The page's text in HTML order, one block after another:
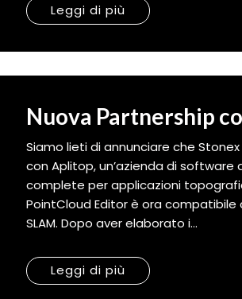
Leggi di più
Nuova Partnership
Siamo lieti di annunciare che
con Aplitop, un’azienda di
complete per applicazioni
PointCloud Editor è ora
SLAM. Dopo aver elaborato i...
Leggi di più